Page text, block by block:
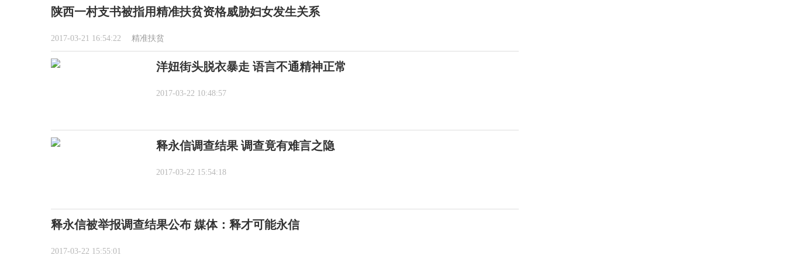
陕西一村支书被指用精准扶贫资格威胁妇女发生关系
2017-03-21 16:54:22 精准扶贫
洋妞街头脱衣暴走 语言不通精神正常
2017-03-22 10:48:57
释永信调查结果 调查竟有难言之隐
2017-03-22 15:54:18
释永信被举报调查结果公布 媒体：释才可能永信
2017-03-22 15:55:01